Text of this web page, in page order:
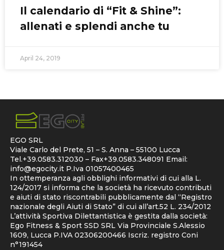
Il calendario di “Fit & Shine”:
allenati e splendi anche tu
April 24, 2019
EGO SRL
Viale Carlo del Prete, 51 – S. Anna – 55100 Lucca
Tel.+39.0583.312030 – Fax+39.0583.348091 Email:
info@egocity.it P.Iva 01057400465
In ottemperanza agli obblighi informativi di cui alla L.
124/2017 si informa che la società ha ricevuto contributi
e aiuti di stato riscontrabili pubblicamente dal “Registro
nazionale degli Aiuti di Stato” di cui all’art.52 L. 234/2012
L’attività Sportiva Dilettantistica è gestita dalla società:
Ego Fitness & Sport SSD SRL Via Provinciale S.Alessio
1609, Lucca P.IVA 02306200466 Iscriz. registro Coni
n°191454